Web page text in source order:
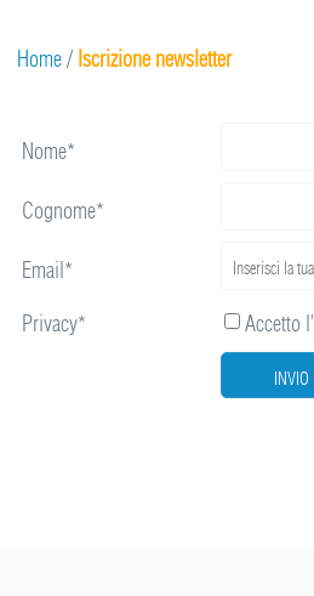
Home/ Iscrizione newsletter
Nome*
Cognome*
Email*
Privacy*
Accetto l’
INVIO